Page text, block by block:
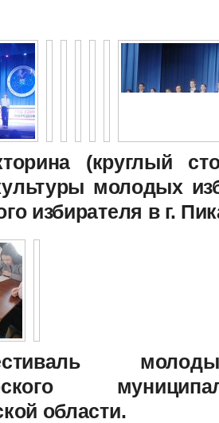
(круглый
молодых
избирателя в г.
области.